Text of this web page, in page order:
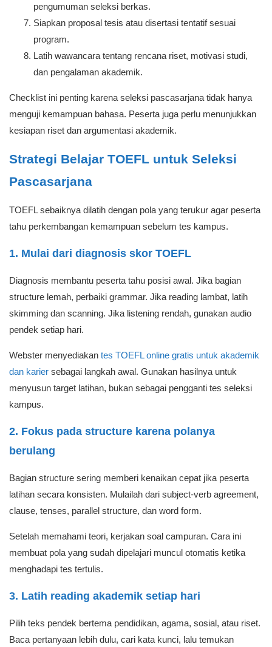
pengumuman seleksi berkas.
Siapkan proposal tesis atau disertasi tentatif sesuai
program.
Latih wawancara tentang rencana riset, motivasi studi,
dan pengalaman akademik.
Checklist ini penting karena seleksi pascasarjana tidak hanya
menguji kemampuan bahasa. Peserta juga perlu menunjukkan
kesiapan riset dan argumentasi akademik.
Strategi Belajar TOEFL untuk Seleksi
Pascasarjana
TOEFL sebaiknya dilatih dengan pola yang terukur agar peserta
tahu perkembangan kemampuan sebelum tes kampus.
1. Mulai dari diagnosis skor TOEFL
Diagnosis membantu peserta tahu posisi awal. Jika bagian
structure lemah, perbaiki grammar. Jika reading lambat, latih
skimming dan scanning. Jika listening rendah, gunakan audio
pendek setiap hari.
Webster menyediakan tes TOEFL online gratis untuk akademik
dan karier sebagai langkah awal. Gunakan hasilnya untuk
menyusun target latihan, bukan sebagai pengganti tes seleksi
kampus.
2. Fokus pada structure karena polanya
berulang
Bagian structure sering memberi kenaikan cepat jika peserta
latihan secara konsisten. Mulailah dari subject-verb agreement,
clause, tenses, parallel structure, dan word form.
Setelah memahami teori, kerjakan soal campuran. Cara ini
membuat pola yang sudah dipelajari muncul otomatis ketika
menghadapi tes tertulis.
3. Latih reading akademik setiap hari
Pilih teks pendek bertema pendidikan, agama, sosial, atau riset.
Baca pertanyaan lebih dulu, cari kata kunci, lalu temukan